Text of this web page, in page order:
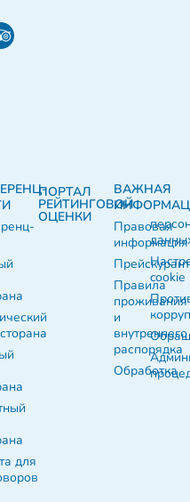
для
ПОРТАЛ
РЕЙТИНГОВОЙ
ОЦЕНКИ
ВАЖНАЯ
Правовая
информация
Прейскурант
Правила
проживания
и
внутреннего
распорядка
Обработка
cookie